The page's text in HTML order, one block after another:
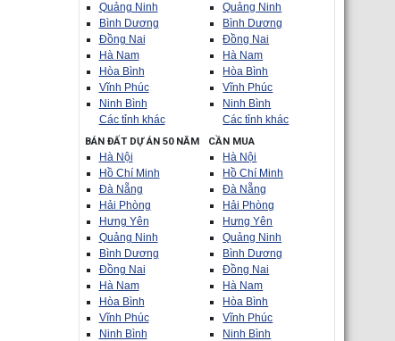
Quảng Ninh
Bình Dương
Đồng Nai
Hà Nam
Hòa Bình
Vĩnh Phúc
Ninh Bình
Các tỉnh khác
Quảng Ninh
Bình Dương
Đồng Nai
Hà Nam
Hòa Bình
Vĩnh Phúc
Ninh Bình
Các tỉnh khác
BÁN ĐẤT DỰ ÁN 50 NĂM
Hà Nội
Hồ Chí Minh
Đà Nẵng
Hải Phòng
Hưng Yên
Quảng Ninh
Bình Dương
Đồng Nai
Hà Nam
Hòa Bình
Vĩnh Phúc
Ninh Bình
CẦN MUA
Hà Nội
Hồ Chí Minh
Đà Nẵng
Hải Phòng
Hưng Yên
Quảng Ninh
Bình Dương
Đồng Nai
Hà Nam
Hòa Bình
Vĩnh Phúc
Ninh Bình